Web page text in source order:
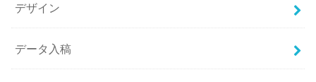
デザイン
データ入稿